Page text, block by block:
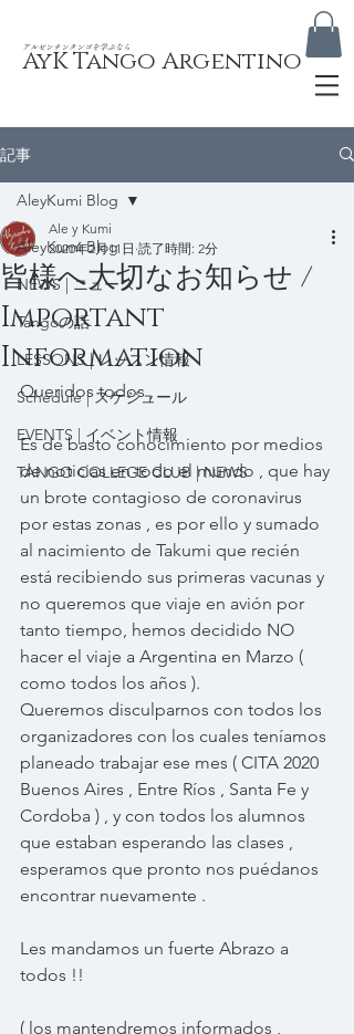
AyK Tango Argentino
​アルゼンチンタンゴを学ぶなら
記事
AleyKumi Blog
NEWS | ニュース
Tangoの話
LESSONS | レッスン情報
Schedule | スケジュール
EVENTS | イベント情報
TANGO COLLEGE CLUB | NEWS
AleyKumi Blog
皆様へ大切なお知らせ /
Important
Information
Ale y Kumi
2020年2月11日 読了時間: 2分
Queridos todos ,
Es de basto conocimiento por medios
de noticias en todo el mundo , que hay
un brote contagioso de coronavirus
por estas zonas , es por ello y sumado
al nacimiento de Takumi que recién
está recibiendo sus primeras vacunas y
no queremos que viaje en avión por
tanto tiempo, hemos decidido NO
hacer el viaje a Argentina en Marzo (
como todos los años ).
Queremos disculparnos con todos los
organizadores con los cuales teníamos
planeado trabajar ese mes ( CITA 2020
Buenos Aires , Entre Ríos , Santa Fe y
Cordoba ) , y con todos los alumnos
que estaban esperando las clases ,
esperamos que pronto nos puédanos
encontrar nuevamente .
Les mandamos un fuerte Abrazo a
todos !!
( los mantendremos informados ,